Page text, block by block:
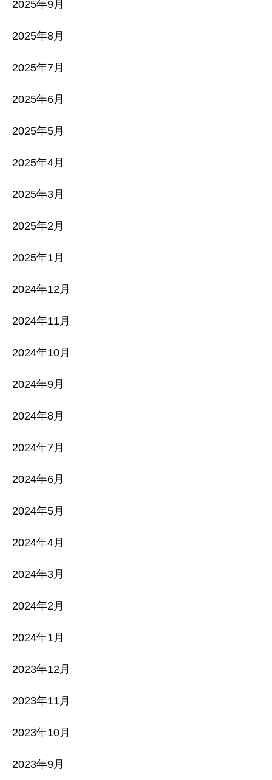
2025年9月
2025年8月
2025年7月
2025年6月
2025年5月
2025年4月
2025年3月
2025年2月
2025年1月
2024年12月
2024年11月
2024年10月
2024年9月
2024年8月
2024年7月
2024年6月
2024年5月
2024年4月
2024年3月
2024年2月
2024年1月
2023年12月
2023年11月
2023年10月
2023年9月